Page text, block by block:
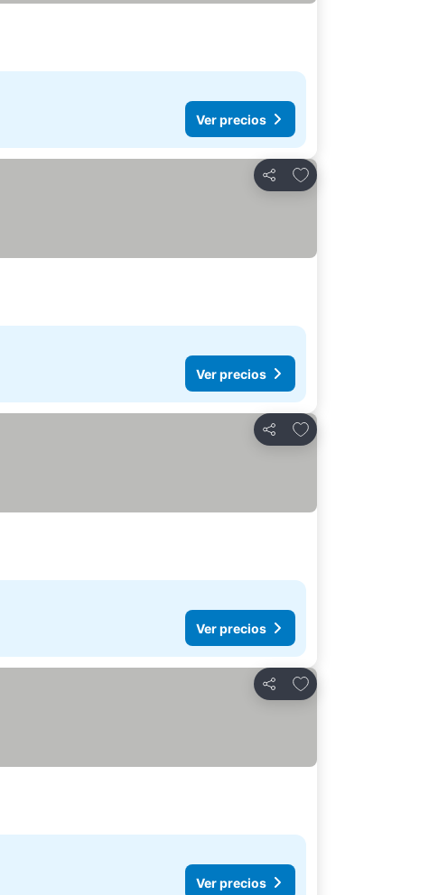
Ver precios
Compartir
Agregar a favoritos
Ver precios
Compartir
Agregar a favoritos
Ver precios
Compartir
Agregar a favoritos
Ver precios